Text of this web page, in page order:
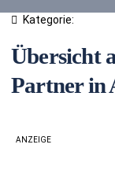
Kategorie:
Übersicht
Partner in
ANZEIGE